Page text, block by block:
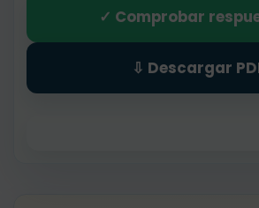
✓ Comprobar
⇩ Descargar